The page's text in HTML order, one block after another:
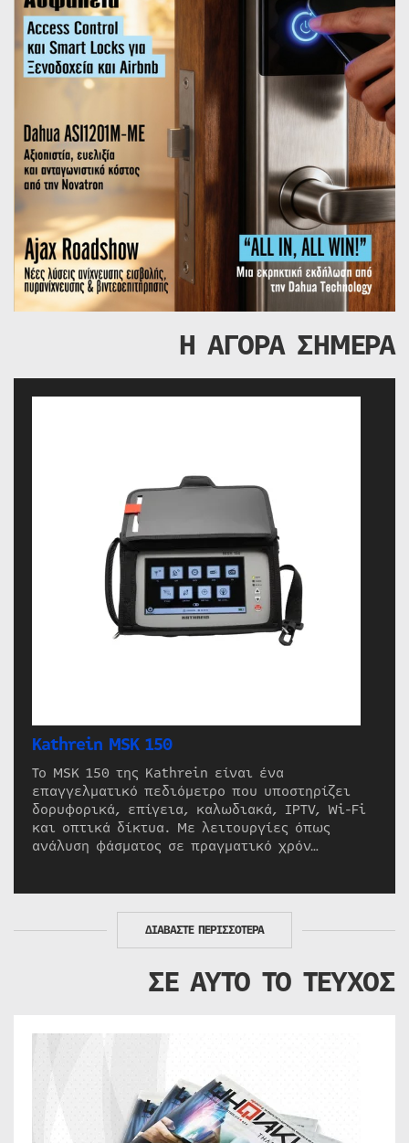
Η ΑΓΟΡΑ ΣΗΜΕΡΑ
Kathrein MSK 150
Το MSK 150 της Kathrein είναι ένα
επαγγελματικό πεδιόμετρο που υποστηρίζει
δορυφορικά, επίγεια, καλωδιακά, IPTV, Wi-Fi
και οπτικά δίκτυα. Με λειτουργίες όπως
ανάλυση φάσματος σε πραγματικό χρόν…
ΔΙΑΒΑΣΤΕ ΠΕΡΙΣΣΟΤΕΡΑ
ΣΕ ΑΥΤΟ ΤΟ ΤΕΥΧΟΣ